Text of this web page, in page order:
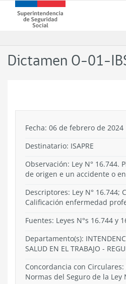
contenido
Superintendencia
de
-
Dictamen O-01-
Fecha: 06 de febrero de 2024
Destinatario: ISAPRE
Observación: Ley N° 16.744.
de origen e un accidente o
Descriptores: Ley N° 16.744;
Calificación enfermedad
Fuentes: Leyes N°s 16.744 y
Departamento(s):
SALUD EN EL TRABAJO -
Concordancia con
Normas del Seguro de la Ley